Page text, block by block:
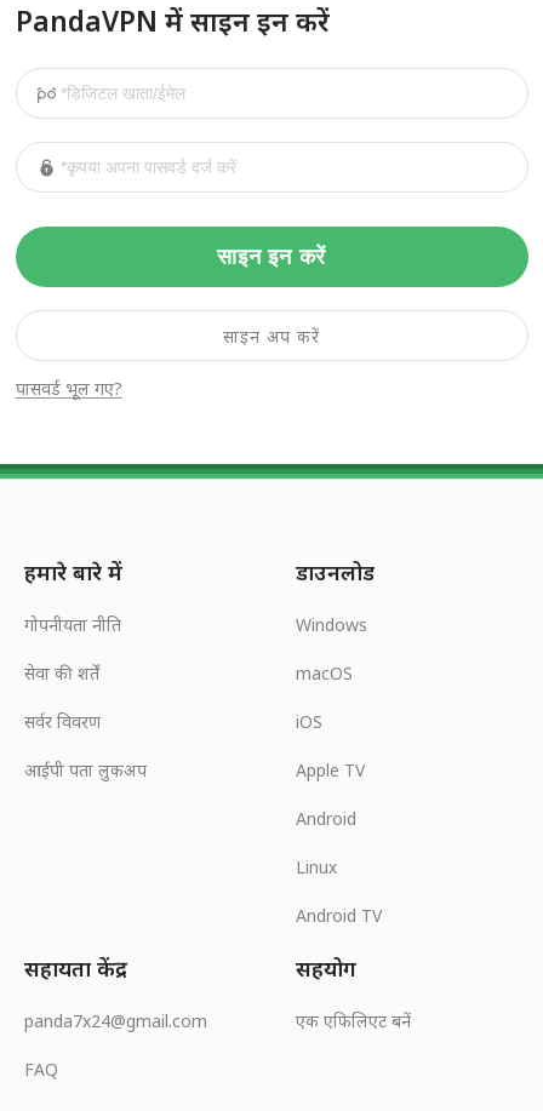
PandaVPN में साइन इन करें
साइन इन करें
पासवर्ड भूल गए?
साइन अप करें
हमारे बारे में
गोपनीयता नीति
सेवा की शर्तें
सर्वर विवरण
आईपी पता लुकअप
डाउनलोड
Windows
macOS
iOS
Apple TV
Android
Linux
Android TV
सहायता केंद्र
panda7x24@gmail.com
FAQ
सहयोग
एक एफिलिएट बनें